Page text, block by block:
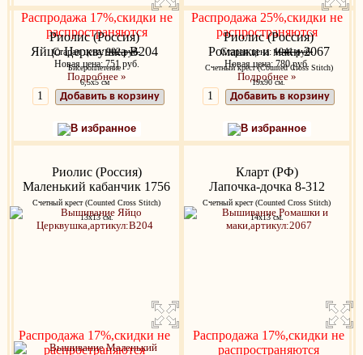
Распродажа 17%,скидки не
распространяются
Старая цена:902 руб.
Новая цена: 751 руб.
Подробнее »
Добавить в корзину
В избранное
Распродажа 25%,скидки не
распространяются
Старая цена:1041 руб.
Новая цена: 780 руб.
Подробнее »
Добавить в корзину
В избранное
Риолис (Россия)
Маленький кабанчик 1756
Счетный крест (Counted Cross Stitch)
13х13 см.
Кларт (РФ)
Лапочка-дочка 8-312
Счетный крест (Counted Cross Stitch)
14х13 см.
Риолис (Россия)
Яйцо Церквушка В204
Бисероплетение
6,5х5 см
Распродажа 17%,скидки не
распространяются
Риолис (Россия)
Ромашки и маки 2067
Счетный крест (Counted Cross Stitch)
19х90 см.
Распродажа 17%,скидки не
распространяются